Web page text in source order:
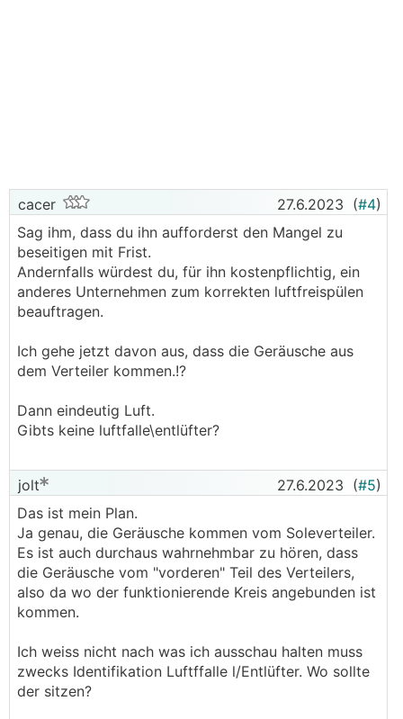
cacer 27.6.2023 (#4)
Sag ihm, dass du ihn aufforderst den Mangel zu
beseitigen mit Frist.
Andernfalls würdest du, für ihn kostenpflichtig, ein
anderes Unternehmen zum korrekten luftfreispülen
beauftragen.
Ich gehe jetzt davon aus, dass die Geräusche aus
dem Verteiler kommen.!?
Dann eindeutig Luft.
Gibts keine luftfalle\entlüfter?
jolt 27.6.2023 (#5)
Das ist mein Plan.
Ja genau, die Geräusche kommen vom Soleverteiler.
Es ist auch durchaus wahrnehmbar zu hören, dass
die Geräusche vom "vorderen" Teil des Verteilers,
also da wo der funktionierende Kreis angebunden ist
kommen.
Ich weiss nicht nach was ich ausschau halten muss
zwecks Identifikation Luftffalle l/Entlüfter. Wo sollte
der sitzen?